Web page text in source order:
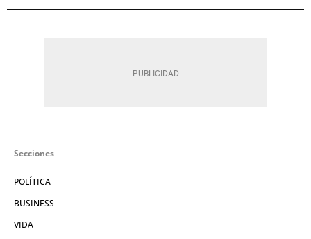
Secciones
POLÍTICA
BUSINESS
VIDA